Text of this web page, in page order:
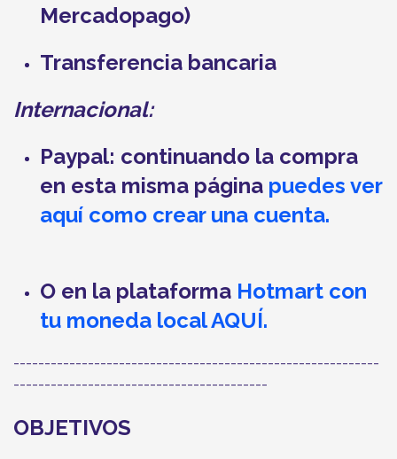
Mercadopago)
Transferencia bancaria
Internacional:
Paypal: continuando la compra
en esta misma página puedes ver
aquí como crear una cuenta.
O en la plataforma Hotmart con
tu moneda local AQUÍ.
-----------------------------------------------------------
-----------------------------------------
OBJETIVOS